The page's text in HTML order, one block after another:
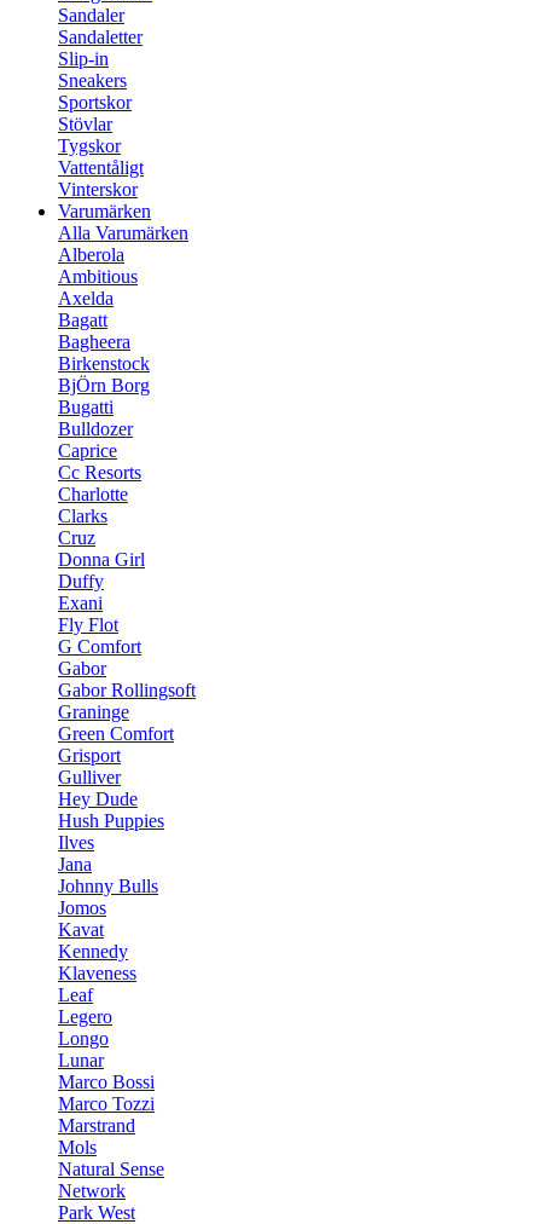
Sandaler
Sandaletter
Slip-in
Sneakers
Sportskor
Stövlar
Tygskor
Vattentåligt
Vinterskor
Varumärken
Alla Varumärken
Alberola
Ambitious
Axelda
Bagatt
Bagheera
Birkenstock
BjÖrn Borg
Bugatti
Bulldozer
Caprice
Cc Resorts
Charlotte
Clarks
Cruz
Donna Girl
Duffy
Exani
Fly Flot
G Comfort
Gabor
Gabor Rollingsoft
Graninge
Green Comfort
Grisport
Gulliver
Hey Dude
Hush Puppies
Ilves
Jana
Johnny Bulls
Jomos
Kavat
Kennedy
Klaveness
Leaf
Legero
Longo
Lunar
Marco Bossi
Marco Tozzi
Marstrand
Mols
Natural Sense
Network
Park West